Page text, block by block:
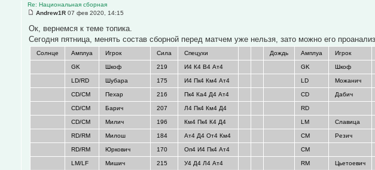
Re: Национальная сборная
Andrew1R 07 фев 2020, 14:15
Ок, вернемся к теме топика.
Сегодня пятница, менять состав сборной перед матчем уже нельзя, зато можно его
Солнце Амплуа Игрок Сила Спецухи Дождь Амплуа Игрок
GK Шкоф 219 И4 К4 В4 Ат4 GK Шкоф
LD/RD Шубара 175 И4 Пк4 Км4 Ат4 LD Можанич
CD/CM Пехар 216 Пк4 Ка4 Д4 Ат4 CD Дабич
CD/CM Барич 207 Л4 Пк4 Км4 Д4 RD
CD/CM Милич 196 Км4 Пк4 К4 Д4 LM Славица
RD/RM Милош 184 Ат4 Д4 От4 Км4 CM Резич
RD/RM Юркович 170 Оп4 И4 Пк4 Ат4 CM
LM/LF Мишич 215 У4 Д4 Л4 Ат4 RM Цьетоевич